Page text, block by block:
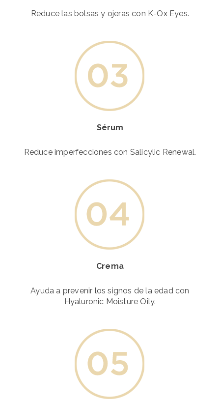
Reduce las bolsas y ojeras con K-Ox Eyes.
Sérum
Reduce imperfecciones con Salicylic Renewal.
Crema
Ayuda a prevenir los signos de la edad con
Hyaluronic Moisture Oily.